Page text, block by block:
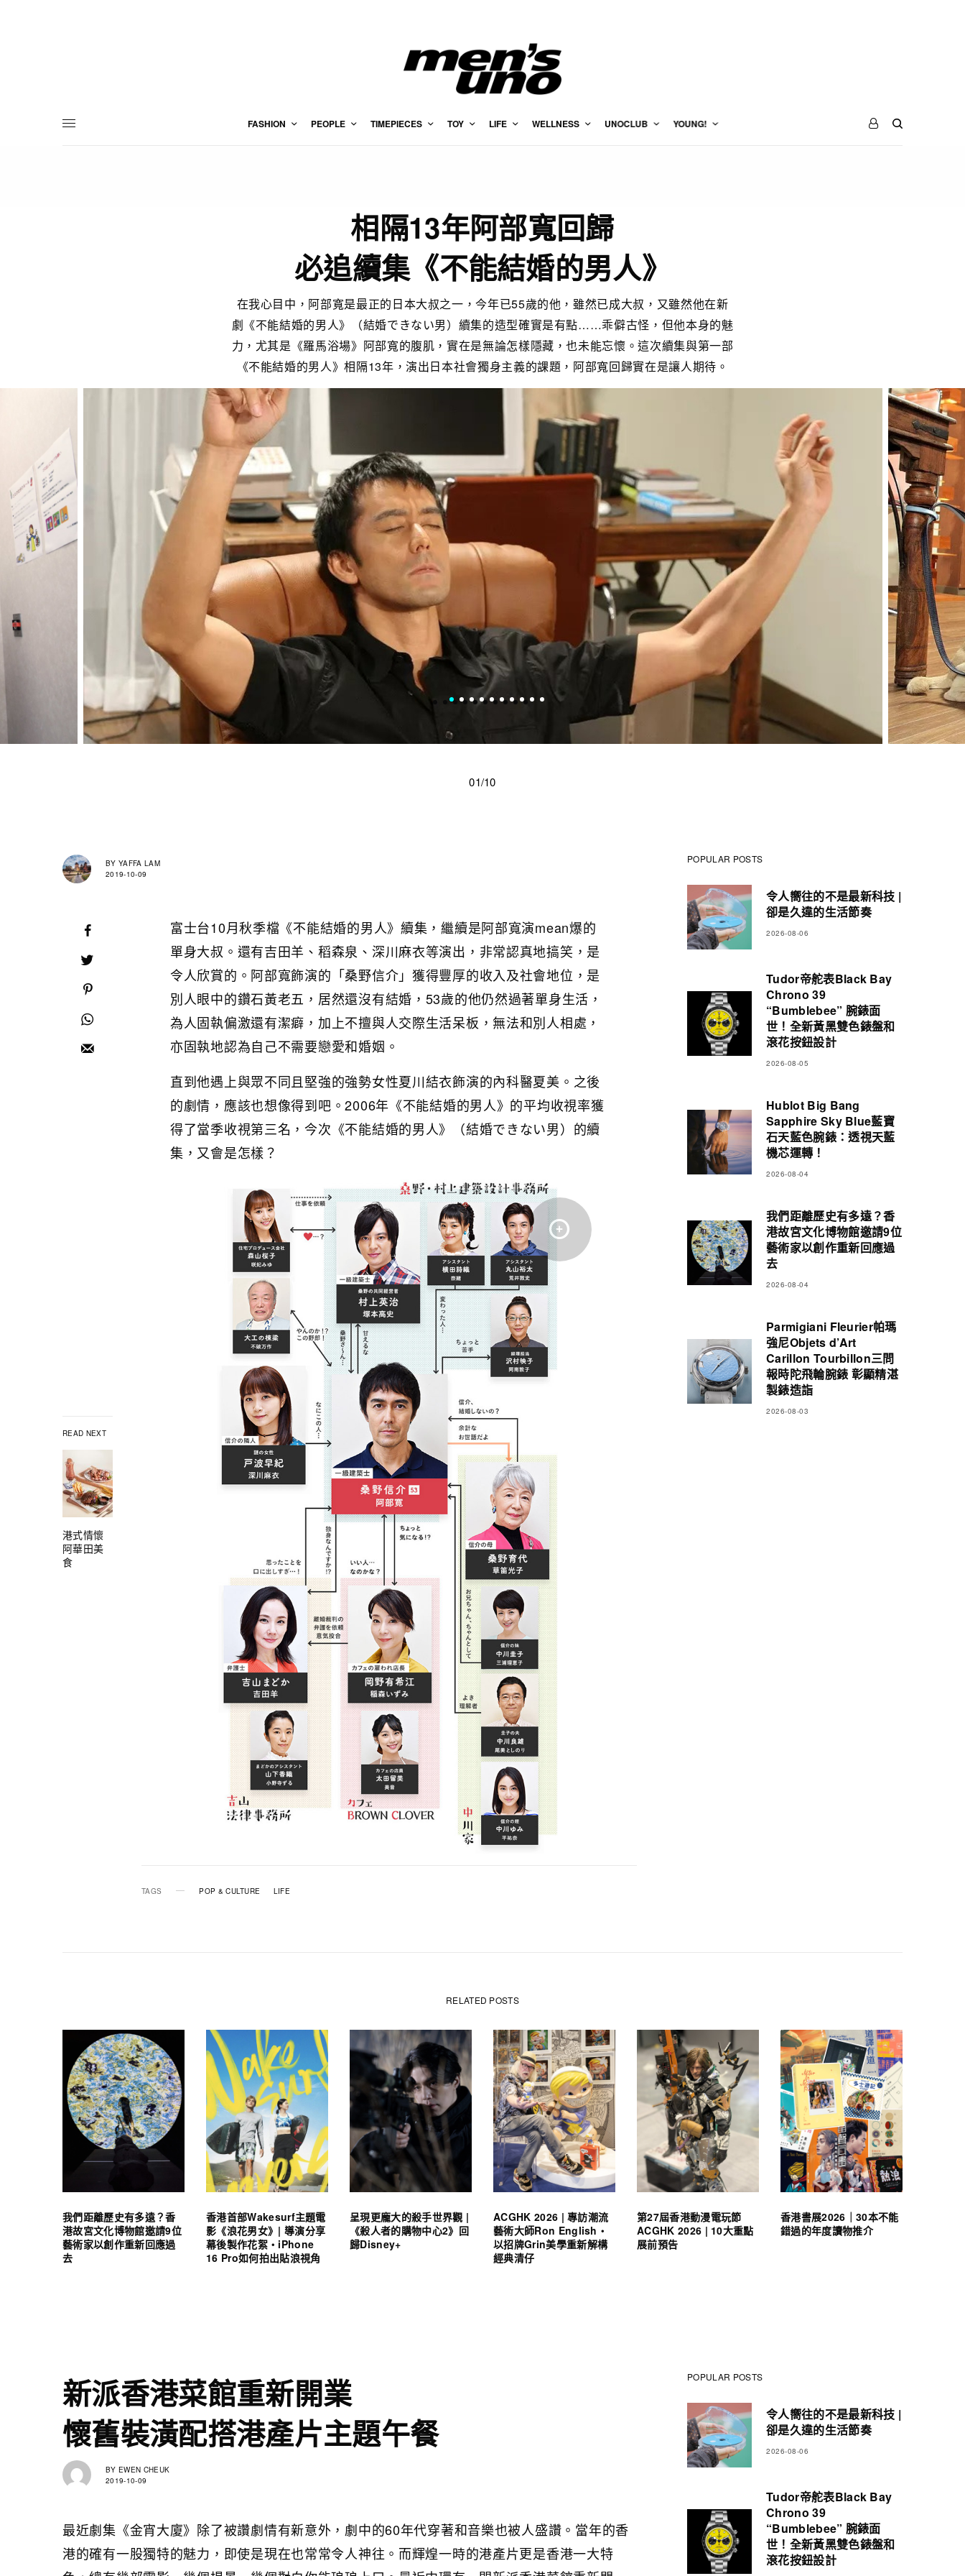
FASHION PEOPLE TIMEPIECES TOY LIFE WELLNESS UNOCLUB YOUNG!
相隔13年阿部寬回歸
必追續集《不能結婚的男人》
在我心目中，阿部寬是最正的日本大叔之一，今年已55歲的他，雖然已成大叔，又雖然他在新
劇《不能結婚的男人》（結婚できない男）續集的造型確實是有點……乖僻古怪，但他本身的魅
力，尤其是《羅馬浴場》阿部寬的腹肌，實在是無論怎樣隱藏，也未能忘懷。這次續集與第一部
《不能結婚的男人》相隔13年，演出日本社會獨身主義的課題，阿部寬回歸實在是讓人期待。
01/10
BY YAFFA LAM
2019-10-09
READ NEXT
港式情懷
阿華田美
食
富士台10月秋季檔《不能結婚的男人》續集，繼續是阿部寬演mean爆的
單身大叔。還有吉田羊、稻森泉、深川麻衣等演出，非常認真地搞笑，是
令人欣賞的。阿部寬飾演的「桑野信介」獲得豐厚的收入及社會地位，是
別人眼中的鑽石黃老五，居然還沒有結婚，53歲的他仍然過著單身生活，
為人固執偏激還有潔癖，加上不擅與人交際生活呆板，無法和別人相處，
亦固執地認為自己不需要戀愛和婚姻。
直到他遇上與眾不同且堅強的強勢女性夏川結衣飾演的內科醫夏美。之後
的劇情，應該也想像得到吧。2006年《不能結婚的男人》的平均收視率獲
得了當季收視第三名，今次《不能結婚的男人》（結婚できない男）的續
集，又會是怎樣？
TAGS POP & CULTURE LIFE
POPULAR POSTS
令人嚮往的不是最新科技 |
卻是久違的生活節奏
2026-08-06
Tudor帝舵表Black Bay
Chrono 39
“Bumblebee” 腕錶面
世！全新黃黑雙色錶盤和
滾花按鈕設計
2026-08-05
Hublot Big Bang
Sapphire Sky Blue藍寶
石天藍色腕錶：透視天藍
機芯運轉！
2026-08-04
我們距離歷史有多遠？香
港故宮文化博物館邀請9位
藝術家以創作重新回應過
去
2026-08-04
Parmigiani Fleurier帕瑪
強尼Objets d’Art
Carillon Tourbillon三問
報時陀飛輪腕錶 彰顯精湛
製錶造詣
2026-08-03
RELATED POSTS
我們距離歷史有多遠？香
港故宮文化博物館邀請9位
藝術家以創作重新回應過
去
香港首部Wakesurf主題電
影《浪花男女》| 導演分享
幕後製作花絮・iPhone
16 Pro如何拍出貼浪視角
呈現更龐大的殺手世界觀 |
《殺人者的購物中心2》回
歸Disney+
ACGHK 2026 | 專訪潮流
藝術大師Ron English・
以招牌Grin美學重新解構
經典清仔
第27屆香港動漫電玩節
ACGHK 2026 | 10大重點
展前預告
香港書展2026｜30本不能
錯過的年度讀物推介
新派香港菜館重新開業
懷舊裝潢配搭港產片主題午餐
BY EWEN CHEUK
2019-10-09
最近劇集《金宵大廈》除了被讚劇情有新意外，劇中的60年代穿著和音樂也被人盛讚。當年的香
港的確有一股獨特的魅力，即使是現在也常常令人神往。而輝煌一時的港產片更是香港一大特
POPULAR POSTS
令人嚮往的不是最新科技 |
卻是久違的生活節奏
2026-08-06
Tudor帝舵表Black Bay
Chrono 39
“Bumblebee” 腕錶面
世！全新黃黑雙色錶盤和
滾花按鈕設計